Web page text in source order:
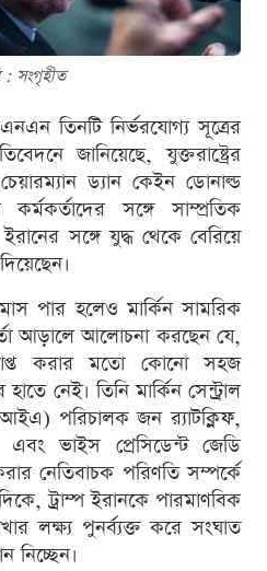
: সংগৃহীত
তিনটি নির্ভরযোগ্য সূত্রের
জানিয়েছে, যুক্তরাষ্ট্রের
ড্যান কেইন ডোনাল্ড
সঙ্গে সাম্প্রতিক
সঙ্গে যুদ্ধ থেকে বেরিয়ে
পার হলেও মার্কিন সামরিক
আড়ালে আলোচনা করছেন যে,
করার মতো কোনো সহজ
নেই। তিনি মার্কিন সেন্ট্রাল
পরিচালক জন র‍্যাটক্লিফ,
এবং ভাইস প্রেসিডেন্ট জেডি
নেতিবাচক পরিণতি সম্পর্কে
ট্রাম্প ইরানকে পারমাণবিক
লক্ষ্য পুনর্ব্যক্ত করে সংঘাত
নিচ্ছেন।